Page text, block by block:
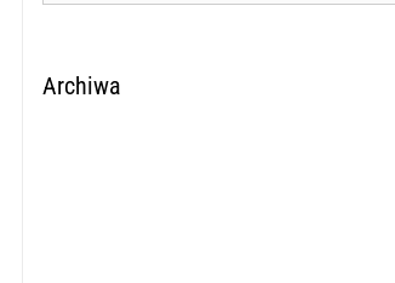
Archiwa